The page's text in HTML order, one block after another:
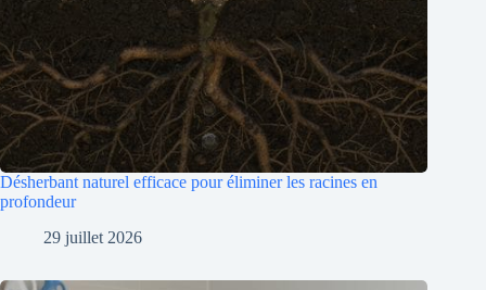
Désherbant naturel efficace pour éliminer les racines en
profondeur
29 juillet 2026